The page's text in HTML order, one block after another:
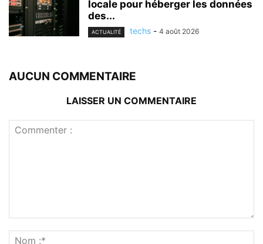
locale pour héberger les données
des...
ACTUALITÉ techs - 4 août 2026
AUCUN COMMENTAIRE
LAISSER UN COMMENTAIRE